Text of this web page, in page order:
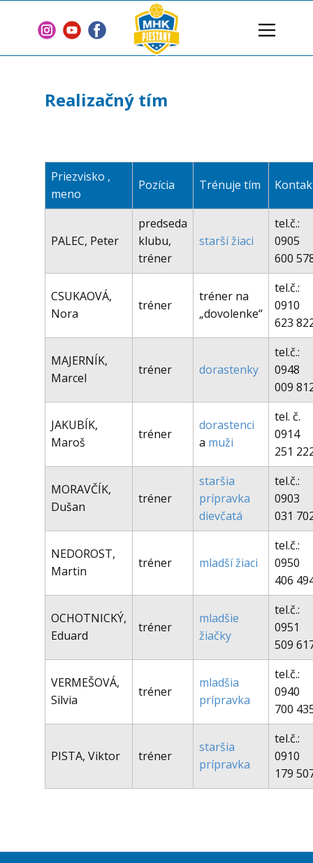
Domov
Tímy
2 % z dane
Sponzori
Zmluvy
Kontakt
Realizačný tím
Priezvisko ,
meno
Pozícia Trénuje tím
PALEC, Peter
predseda
klubu,
tréner
starší žiaci
tel.č.:
0905
600
CSUKAOVÁ,
Nora
tréner
tréner na
„dovolenke“
tel.č.:
0910
623
MAJERNÍK,
Marcel
tréner dorastenky
tel.č.:
0948
009
JAKUBÍK,
Maroš
tréner
dorastenci
a muži
tel. č.
0914
251
MORAVČÍK,
Dušan
tréner
staršia
prípravka
dievčatá
tel.č.:
0903
031
NEDOROST,
Martin
tréner mladší žiaci
tel.č.:
0950
406
OCHOTNICKÝ,
Eduard
tréner
mladšie
žiačky
tel.č.:
0951
509
VERMEŠOVÁ,
Silvia
tréner
mladšia
prípravka
tel.č.:
0940
700
PISTA, Viktor tréner
staršia
prípravka
tel.č.:
0910
179